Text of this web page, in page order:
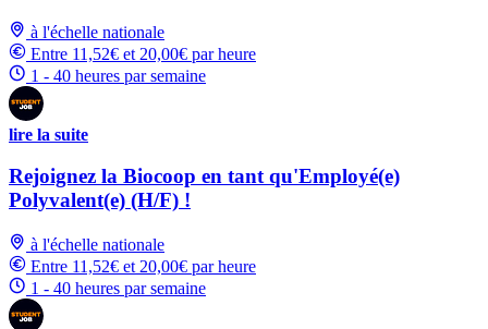
à l'échelle nationale
Entre 11,52€ et 20,00€ par heure
1 - 40 heures par semaine
lire la suite
Rejoignez la Biocoop en tant qu'Employé(e)
Polyvalent(e) (H/F) !
à l'échelle nationale
Entre 11,52€ et 20,00€ par heure
1 - 40 heures par semaine